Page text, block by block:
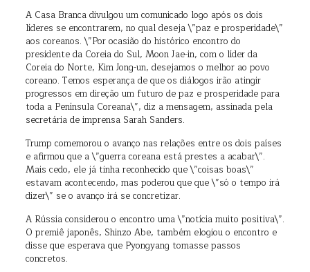
A Casa Branca divulgou um comunicado logo após os dois
líderes se encontrarem, no qual deseja \”paz e prosperidade\”
aos coreanos. \”Por ocasião do histórico encontro do
presidente da Coreia do Sul, Moon Jae-in, com o líder da
Coreia do Norte, Kim Jong-un, desejamos o melhor ao povo
coreano. Temos esperança de que os diálogos irão atingir
progressos em direção um futuro de paz e prosperidade para
toda a Península Coreana\”, diz a mensagem, assinada pela
secretária de imprensa Sarah Sanders.
Trump comemorou o avanço nas relações entre os dois países
e afirmou que a \”guerra coreana está prestes a acabar\”.
Mais cedo, ele já tinha reconhecido que \”coisas boas\”
estavam acontecendo, mas poderou que que \”só o tempo irá
dizer\” se o avanço irá se concretizar.
A Rússia considerou o encontro uma \”notícia muito positiva\”.
O premiê japonês, Shinzo Abe, também elogiou o encontro e
disse que esperava que Pyongyang tomasse passos
concretos.